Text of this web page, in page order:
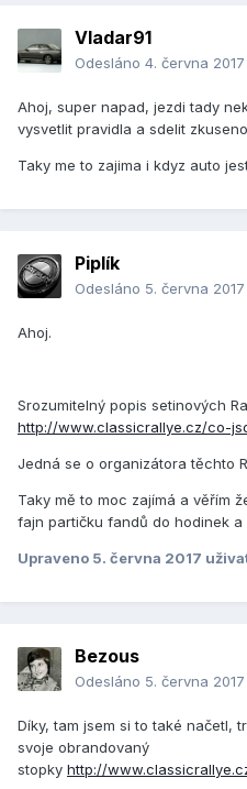
Vladar91
Odesláno 4. června 2017
Ahoj, super napad, jezdi tady
vysvetlit pravidla a sdelit
Taky me to zajima i kdyz auto
Piplík
Odesláno 5. června 2017
Ahoj.
Srozumitelný popis setinových
http://www.classicrallye.cz/co-
Jedná se o organizátora těchto
Taky mě to moc zajímá a věřím
fajn partičku fandů do hodinek a
Upraveno 5. června 2017
Bezous
Odesláno 5. června 2017
Díky, tam jsem si to také načetl,
svoje obrandovaný
stopky http://